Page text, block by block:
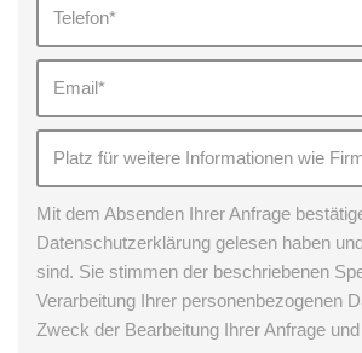
Mit dem Absenden Ihrer Anfrage
Datenschutzerklärung gelesen haben
sind. Sie stimmen der beschriebenen
Verarbeitung Ihrer personenbezogenen
Zweck der Bearbeitung Ihrer Anfrage